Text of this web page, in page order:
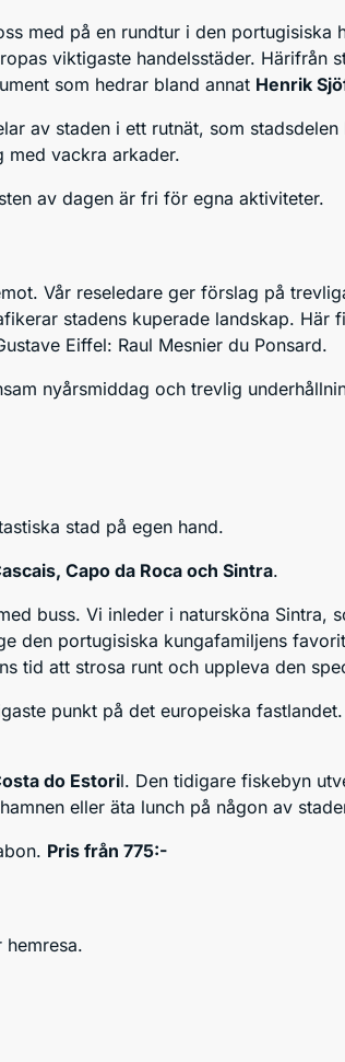
med på en rundtur i den portugisiska
viktigaste handelsstäder. Härifrån
som hedrar bland annat Henrik
av staden i ett rutnät, som
med vackra arkader.
av dagen är fri för egna aktiviteter.
Vår reseledare ger förslag på
stadens kuperade landskap. Här
Eiffel: Raul Mesnier du Ponsard.
nyårsmiddag och trevlig
stad på egen hand.
Capo da Roca och Sintra.
buss. Vi inleder i natursköna Sintra,
den portugisiska kungafamiljens
tid att strosa runt och uppleva den
punkt på det europeiska
do Estoril. Den tidigare fiskebyn
eller äta lunch på någon av
Pris från 775:-